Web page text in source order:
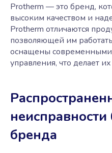
Protherm — это бренд,
высоким качеством и
Protherm отличаются
позволяющей им
оснащены современными
управления, что делает
бренда